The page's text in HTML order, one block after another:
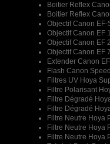
Boitier Reflex
Boitier Reflex
Objectif Canon EF-
Objectif Canon EF
Objectif Canon EF
Objectif Canon EF
Extender Canon EF
Flash Canon
Filtres UV Hoya
Filtre Polarisant
Filtre Dégradé
Filtre Dégradé
Filtre Neutre Hoya
Filtre Neutre Hoya
Filtre Neutre Hoya